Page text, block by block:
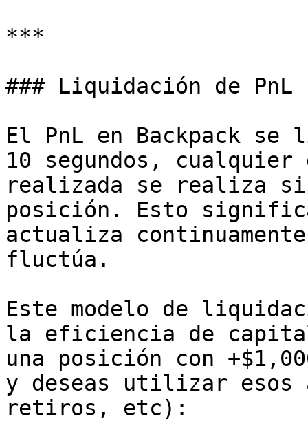
***
### Liquidación de PnL
El PnL en Backpack
10 segundos, cualquier
realizada se realiza
posición. Esto
actualiza
fluctúa.
Este modelo de
la eficiencia de
una posición con
y deseas utilizar esos
retiros, etc):